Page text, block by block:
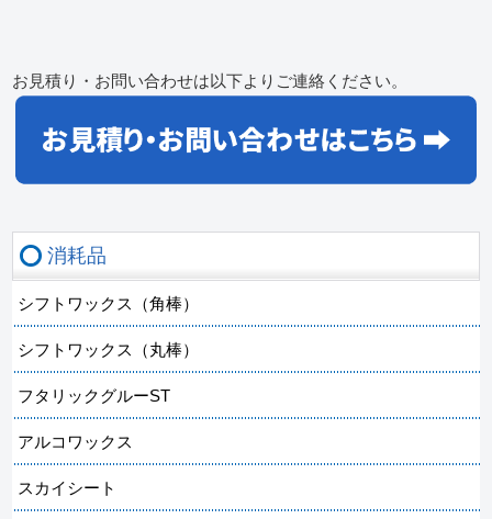
お見積り・お問い合わせは以下よりご連絡ください。
消耗品
シフトワックス（角棒）
シフトワックス（丸棒）
フタリックグルーST
アルコワックス
スカイシート